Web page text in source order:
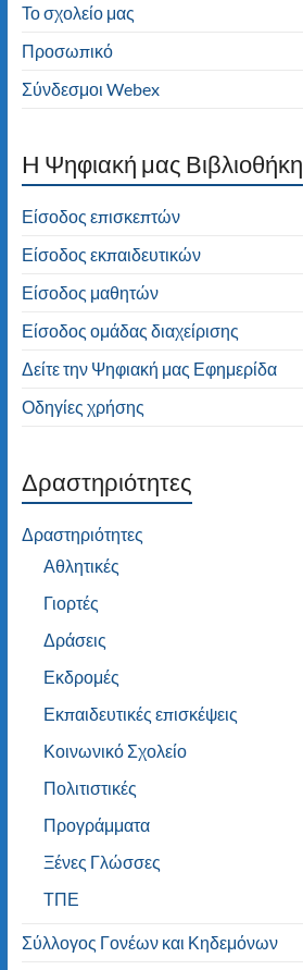
Το σχολείο μας
Προσωπικό
Σύνδεσμοι Webex
H Ψηφιακή μας Βιβλιοθήκη
Είσοδος επισκεπτών
Είσοδος εκπαιδευτικών
Είσοδος μαθητών
Είσοδος ομάδας διαχείρισης
Δείτε την Ψηφιακή μας Εφημερίδα
Οδηγίες χρήσης
Δραστηριότητες
Δραστηριότητες
Αθλητικές
Γιορτές
Δράσεις
Εκδρομές
Εκπαιδευτικές επισκέψεις
Κοινωνικό Σχολείο
Πολιτιστικές
Προγράμματα
Ξένες Γλώσσες
ΤΠΕ
Σύλλογος Γονέων και Κηδεμόνων